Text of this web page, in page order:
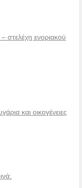
– στελέχη ενοριακού
και οικογένειες